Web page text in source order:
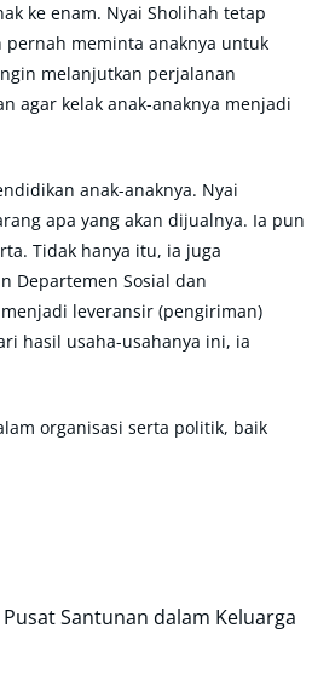
ke enam. Nyai Sholihah tetap
meminta anaknya untuk
melanjutkan perjalanan
agar kelak anak-anaknya menjadi
anak-anaknya. Nyai
apa yang akan dijualnya. Ia pun
Tidak hanya itu, ia juga
Departemen Sosial dan
leveransir (pengiriman)
hasil usaha-usahanya ini, ia
organisasi serta politik, baik
Santunan dalam Keluarga